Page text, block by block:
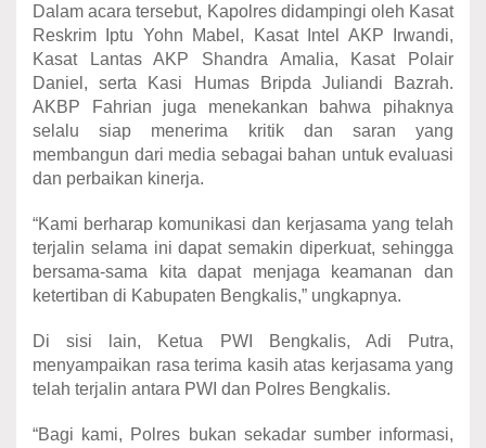
Dalam acara tersebut, Kapolres didampingi oleh Kasat
Reskrim Iptu Yohn Mabel, Kasat Intel AKP Irwandi,
Kasat Lantas AKP Shandra Amalia, Kasat Polair
Daniel, serta Kasi Humas Bripda Juliandi Bazrah.
AKBP Fahrian juga menekankan bahwa pihaknya
selalu siap menerima kritik dan saran yang
membangun dari media sebagai bahan untuk evaluasi
dan perbaikan kinerja.
“Kami berharap komunikasi dan kerjasama yang telah
terjalin selama ini dapat semakin diperkuat, sehingga
bersama-sama kita dapat menjaga keamanan dan
ketertiban di Kabupaten Bengkalis,” ungkapnya.
Di sisi lain, Ketua PWI Bengkalis, Adi Putra,
menyampaikan rasa terima kasih atas kerjasama yang
telah terjalin antara PWI dan Polres Bengkalis.
“Bagi kami, Polres bukan sekadar sumber informasi,